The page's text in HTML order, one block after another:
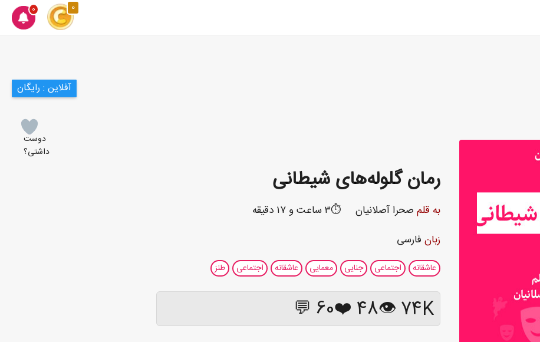
0 0
آفلاین : رایگان
دوست
داشتی؟
رمان گلوله‌های شیطانی
به قلم صحرا آصلانیان
⏱️۳ ساعت و ۱۷ دقیقه
زبان فارسی
عاشقانه اجتماعی جنایی معمایی عاشقانه اجتماعی طنز
74K 👁
48
❤️
60 💬